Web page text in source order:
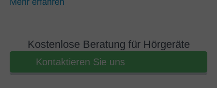
Mehr erfahren
Kostenlose Beratung für Hörgeräte
Kontaktieren Sie uns